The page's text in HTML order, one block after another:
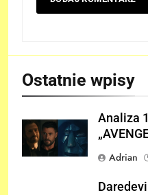
Ostatnie wpisy
Analiza
Adrian